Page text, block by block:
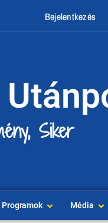
Bejelentkezés
Siker
Programok Média